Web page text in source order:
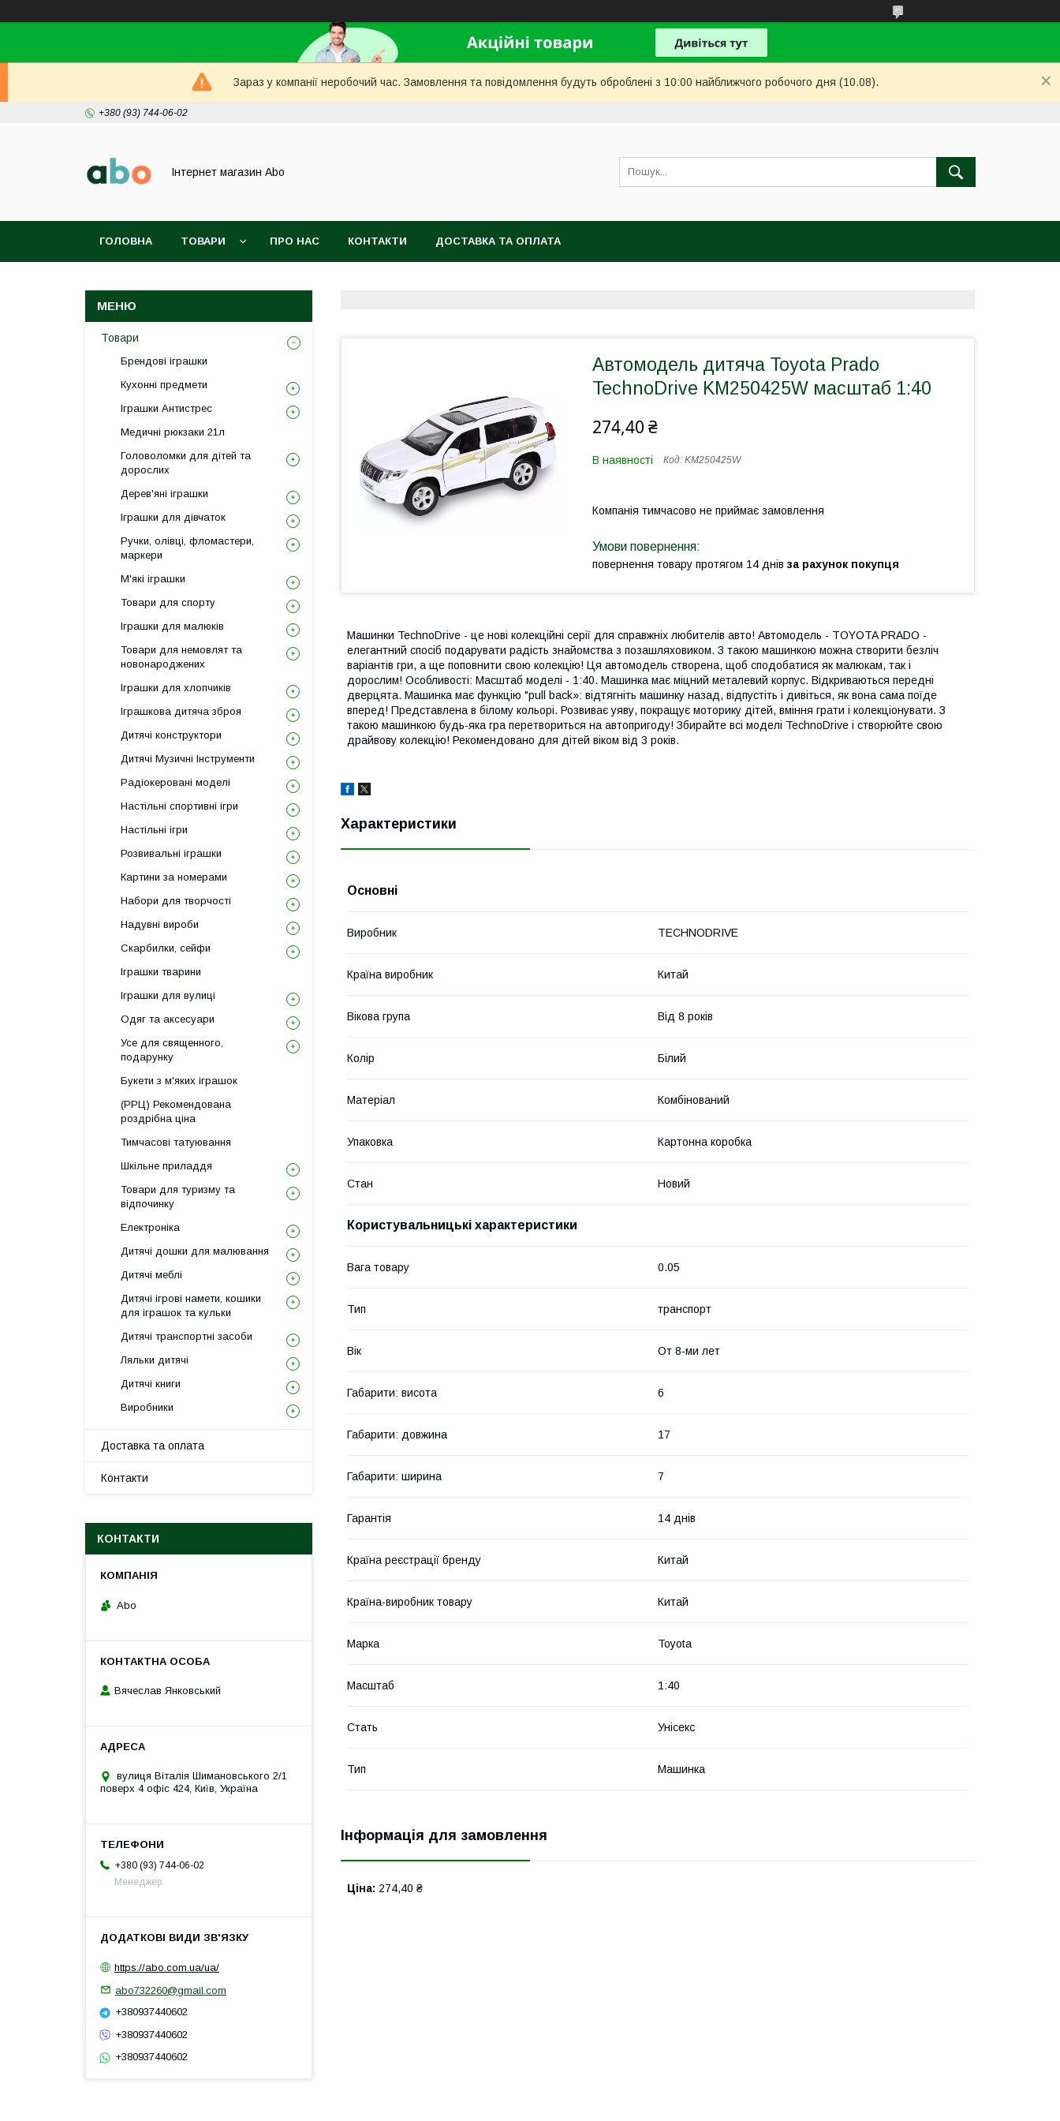
Зараз у компанії неробочий час. Замовлення та повідомлення будуть оброблені з 10:00 найближчого робочого дня (10.08).
+380 (93) 744-06-02
Інтернет магазин Abo
ГОЛОВНА ТОВАРИ ПРО НАС КОНТАКТИ ДОСТАВКА ТА ОПЛАТА
Автомодель дитяча Toyota Prado
TechnoDrive KM250425W масштаб 1:40
274,40 ₴
В наявності Код: KM250425W
Компанія тимчасово не приймає замовлення
повернення товару протягом 14 днів за рахунок покупця
Машинки TechnoDrive - це нові колекційні серії для справжніх любителів авто! Автомодель - TOYOTA PRADO -
елегантний спосіб подарувати радість знайомства з позашляховиком. З такою машинкою можна створити безліч
варіантів гри, а ще поповнити свою колекцію! Ця автомодель створена, щоб сподобатися як малюкам, так і
дорослим! Особливості: Масштаб моделі - 1:40. Машинка має міцний металевий корпус. Відкриваються передні
дверцята. Машинка має функцію "pull back»: відтягніть машинку назад, відпустіть і дивіться, як вона сама поїде
вперед! Представлена в білому кольорі. Розвиває уяву, покращує моторику дітей, вміння грати і колекціонувати. З
такою машинкою будь-яка гра перетвориться на автопригоду! Збирайте всі моделі TechnoDrive і створюйте свою
драйвову колекцію! Рекомендовано для дітей віком від 3 років.
Характеристики
Основні
Виробник TECHNODRIVE
Країна виробник Китай
Вікова група Від 8 років
Колір Білий
Матеріал Комбінований
Упаковка Картонна коробка
Стан Новий
Користувальницькі характеристики
Вага товару 0.05
Тип транспорт
Вік От 8-ми лет
Габарити: висота 6
Габарити: довжина 17
Габарити: ширина 7
Гарантія 14 днів
Країна реєстрації бренду Китай
Країна-виробник товару Китай
Марка Toyota
Масштаб 1:40
Стать Унісекс
Тип Машинка
Інформація для замовлення
Ціна: 274,40 ₴
Товари
Брендові іграшки
Кухонні предмети
Іграшки Антистрес
Медичні рюкзаки 21л
Головоломки для дітей та
дорослих
Дерев'яні іграшки
Іграшки для дівчаток
Ручки, олівці, фломастери,
маркери
М'які іграшки
Товари для спорту
Іграшки для малюків
Товари для немовлят та
новонароджених
Іграшки для хлопчиків
Іграшкова дитяча зброя
Дитячі конструктори
Дитячі Музичні Інструменти
Радіокеровані моделі
Настільні спортивні ігри
Настільні ігри
Розвивальні іграшки
Картини за номерами
Набори для творчості
Надувні вироби
Скарбилки, сейфи
Іграшки тварини
Іграшки для вулиці
Одяг та аксесуари
Усе для священного,
подарунку
Букети з м'яких іграшок
(РРЦ) Рекомендована
роздрібна ціна
Тимчасові татуювання
Шкільне приладдя
Товари для туризму та
відпочинку
Електроніка
Дитячі дошки для малювання
Дитячі меблі
Дитячі ігрові намети, кошики
для іграшок та кульки
Дитячі транспортні засоби
Ляльки дитячі
Дитячі книги
Виробники
Доставка та оплата
Контакти
КОНТАКТИ
Abo
Вячеслав Янковський
вулиця Віталія Шимановського 2/1
поверх 4 офіс 424, Київ, Україна
+380 (93) 744-06-02
Менеджер
https://abo.com.ua/ua/
abo732260@gmail.com
+380937440602
+380937440602
+380937440602